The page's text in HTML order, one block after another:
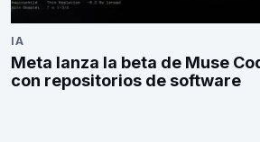
IA
Meta lanza la beta de Muse
con repositorios de software